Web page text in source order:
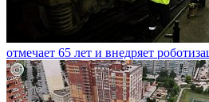
отмечает 65 лет и внедряет